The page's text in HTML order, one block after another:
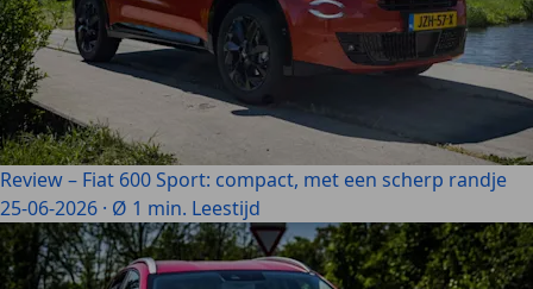
Review – Fiat 600 Sport: compact, met een scherp randje
25-06-2026 · Ø 1 min. Leestijd